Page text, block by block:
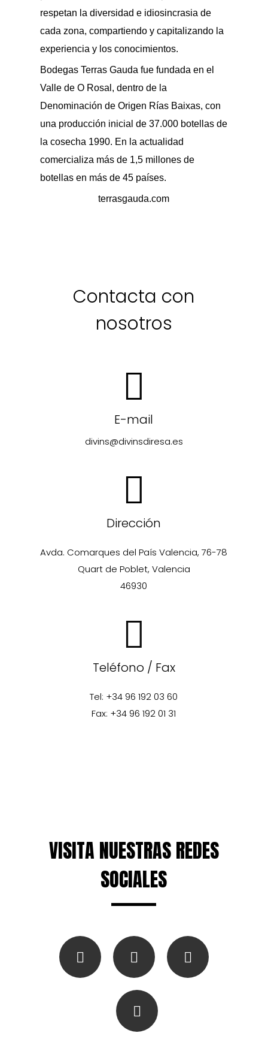
respetan la diversidad e idiosincrasia de
cada zona, compartiendo y capitalizando la
experiencia y los conocimientos.
Bodegas Terras Gauda fue fundada en el
Valle de O Rosal, dentro de la
Denominación de Origen Rías Baixas, con
una producción inicial de 37.000 botellas de
la cosecha 1990. En la actualidad
comercializa más de 1,5 millones de
botellas en más de 45 países.
terrasgauda.com
Contacta con
nosotros
E-mail
divins@divinsdiresa.es
Dirección
Avda. Comarques del País Valencia, 76-78
Quart de Poblet, Valencia
46930
Teléfono / Fax
Tel: +34 96 192 03 60
Fax: +34 96 192 01 31
VISITA NUESTRAS REDES
SOCIALES